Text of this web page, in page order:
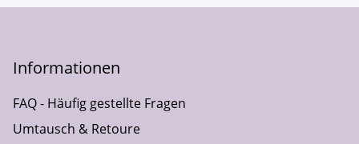
Informationen
FAQ - Häufig gestellte Fragen
Umtausch & Retoure